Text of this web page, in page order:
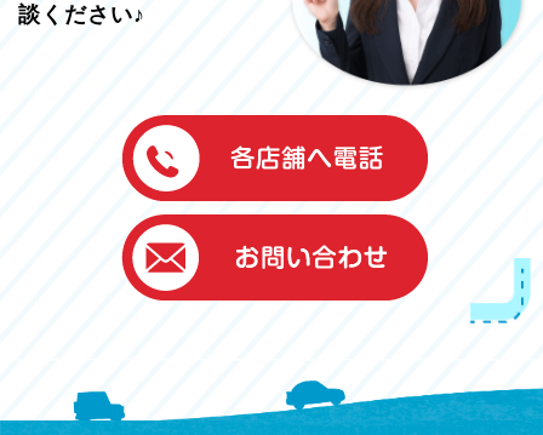
談ください♪
伊藤車輌（本社）
050-5851-0337
グッドワン浜松
050-5851-0338
浜北店
050-5851-0339
（年中無休24h対応）